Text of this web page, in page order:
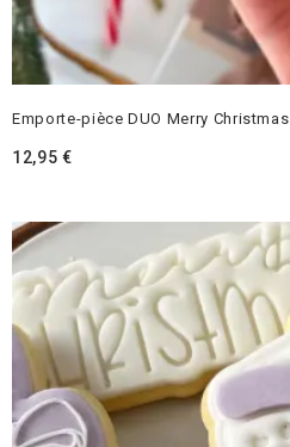
Emporte-pièce DUO Merry Christmas
12,95 €